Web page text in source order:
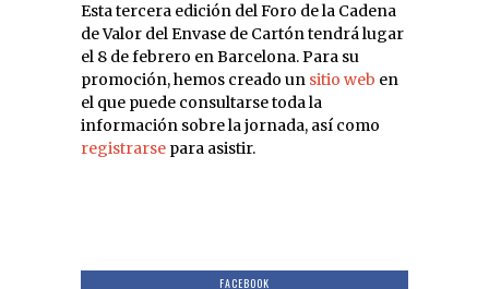
Esta tercera edición del Foro de la Cadena
de Valor del Envase de Cartón tendrá lugar
el 8 de febrero en Barcelona. Para su
promoción, hemos creado un sitio web en
el que puede consultarse toda la
información sobre la jornada, así como
registrarse para asistir.
FACEBOOK